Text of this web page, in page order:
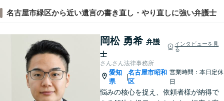
名古屋市緑区から近い遺言の書き直し・やり直しに強い弁護士
岡松 勇希 弁護
士
インタビューを見
る
さんさん法律事務所
愛知
県
|
名古屋市昭和
区
営業時間：本日定休
日
悩みの核心を捉え、依頼者様が納得で